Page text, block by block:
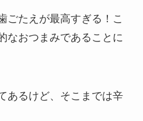
ごたえが最高すぎる！こ
なおつまみであることに
あるけど、そこまでは辛